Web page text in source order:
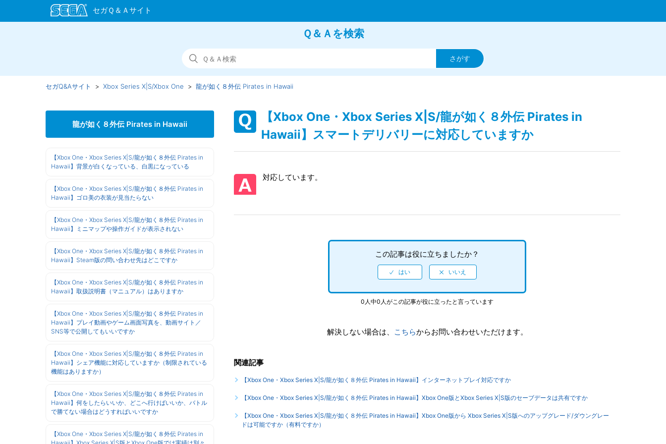
Ｑ＆Ａを検索
セガQ&Aサイト Xbox Series X|S/Xbox One 龍が如く８外伝 Pirates in Hawaii
龍が如く８外伝 Pirates in Hawaii
【Xbox One・Xbox Series X|S/龍が如く８外伝 Pirates in
Hawaii】背景が白くなっている、白黒になっている
【Xbox One・Xbox Series X|S/龍が如く８外伝 Pirates in
Hawaii】ゴロ美の衣装が見当たらない
【Xbox One・Xbox Series X|S/龍が如く８外伝 Pirates in
Hawaii】ミニマップや操作ガイドが表示されない
【Xbox One・Xbox Series X|S/龍が如く８外伝 Pirates in
Hawaii】Steam版の問い合わせ先はどこですか
【Xbox One・Xbox Series X|S/龍が如く８外伝 Pirates in
Hawaii】取扱説明書（マニュアル）はありますか
【Xbox One・Xbox Series X|S/龍が如く８外伝 Pirates in
Hawaii】プレイ動画やゲーム画面写真を、動画サイト／
SNS等で公開してもいいですか
【Xbox One・Xbox Series X|S/龍が如く８外伝 Pirates in
Hawaii】シェア機能に対応していますか（制限されている
機能はありますか）
【Xbox One・Xbox Series X|S/龍が如く８外伝 Pirates in
Hawaii】何をしたらいいか、どこへ行けばいいか、バトル
で勝てない場合はどうすればいいですか
【Xbox One・Xbox Series X|S/龍が如く８外伝 Pirates in
【Xbox One・Xbox Series X|S/龍が如く８外伝 Pirates in
Hawaii】スマートデリバリーに対応していますか
対応しています。
この記事は役に立ちましたか？
0人中0人がこの記事が役に立ったと言っています
解決しない場合は、 こちらからお問い合わせいただけます。
関連記事
【Xbox One・Xbox Series X|S/龍が如く８外伝 Pirates in Hawaii】インターネットプレイ対応ですか
【Xbox One・Xbox Series X|S/龍が如く８外伝 Pirates in Hawaii】Xbox One版とXbox Series X|S版のセーブデータは共有ですか
【Xbox One・Xbox Series X|S/龍が如く８外伝 Pirates in Hawaii】Xbox One版から Xbox Series X|S版へのアップグレード/ダウングレー
ドは可能ですか（有料ですか）